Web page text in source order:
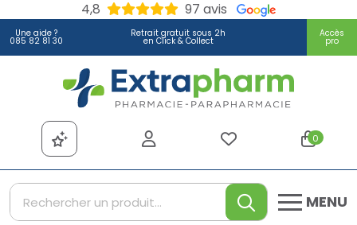
4,8 97 avis
Une aide ?
085 82 81 30
Retrait gratuit sous 2h
en Click & Collect
Accès
pro
Extrapharm Votre
0
MENU